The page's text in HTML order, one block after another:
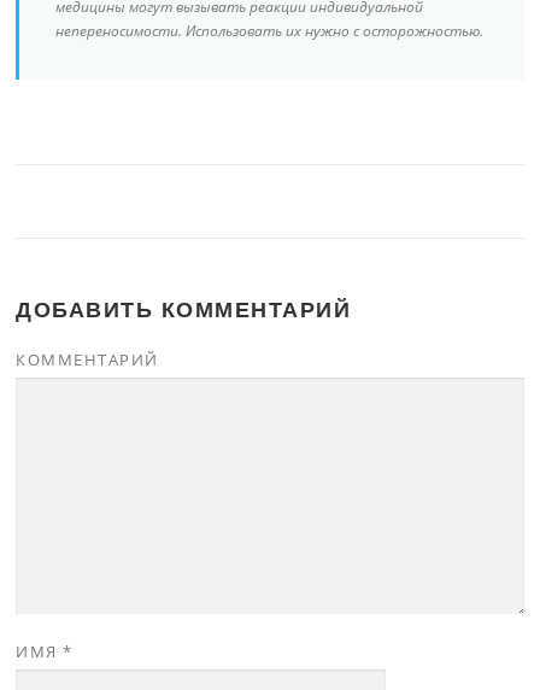
медицины могут вызывать реакции индивидуальной
непереносимости. Использовать их нужно с осторожностью.
ДОБАВИТЬ КОММЕНТАРИЙ
КОММЕНТАРИЙ
ИМЯ*